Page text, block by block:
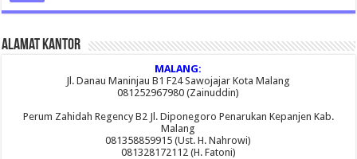
Alamat Kantor
MALANG:
Jl. Danau Maninjau B1 F24 Sawojajar Kota Malang
081252967980 (Zainuddin)
Perum Zahidah Regency B2 Jl. Diponegoro Penarukan Kepanjen Kab.
Malang
081358859915 (Ust. H. Nahrowi)
081328172112 (H. Fatoni)